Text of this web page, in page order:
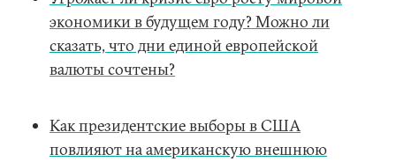
экономики в будущем году? Можно ли
сказать, что дни единой европейской
валюты сочтены?
Как президентские выборы в США
повлияют на американскую внешнюю